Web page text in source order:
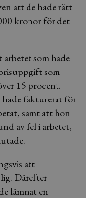
att de hade rätt
kronor för det
som hade
som
15 procent.
hade fakturerat för
samt att hon
av fel i arbetet,
att
Därefter
lämnat en